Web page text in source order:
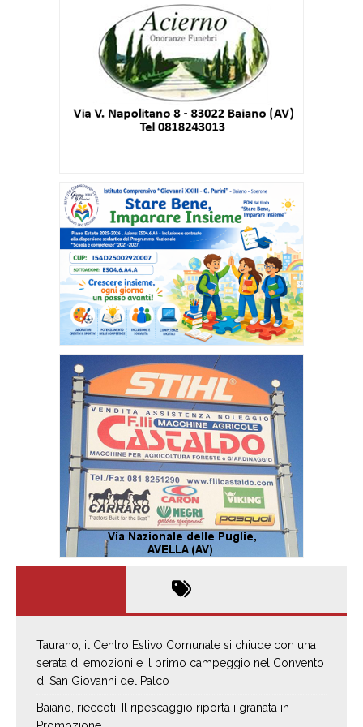
Taurano, il Centro Estivo Comunale si chiude con una
serata di emozioni e il primo campeggio nel Convento
di San Giovanni del Palco
Baiano, rieccoti! Il ripescaggio riporta i granata in